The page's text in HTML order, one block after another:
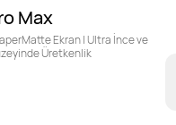
Max
Ekran | Ultra İnce ve
Üretkenlik